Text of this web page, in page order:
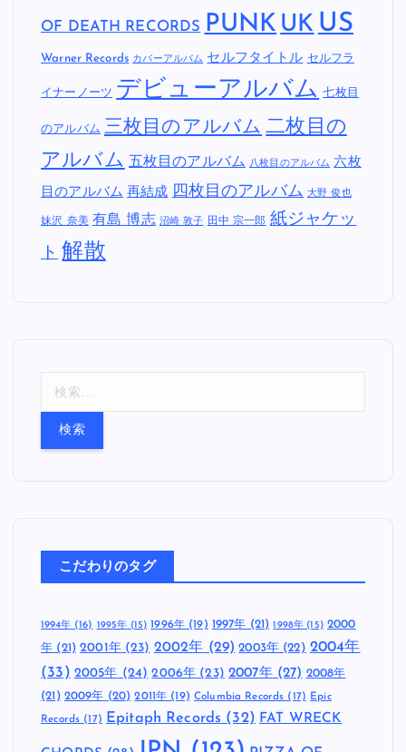
OF DEATH RECORDS PUNK UK US
Warner Records カバーアルバム セルフタイトル セルフラ
イナーノーツ デビューアルバム 七枚目
のアルバム 三枚目のアルバム 二枚目の
アルバム 五枚目のアルバム 八枚目のアルバム 六枚
目のアルバム 再結成 四枚目のアルバム 大野 俊也
妹沢 奈美 有島 博志 沼崎 敦子 田中 宗一郎 紙ジャケッ
ト 解散
こだわりのタグ
1994年(16) 1995年 (15) 1996年(19) 1997年 (21) 1998年 (15) 2000
年 (21) 2001年(23) 2002年 (29) 2003年 (22) 2004年
(33) 2005年 (24) 2006年 (23) 2007年(27) 2008年
(21) 2009年 (20) 2011年 (19) Columbia Records (17) Epic
Records (17) Epitaph Records (32) FAT WRECK